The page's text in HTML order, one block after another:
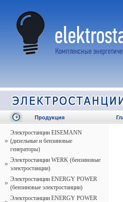
Продукция
Электростанции EISEMANN
(дизельные и бензиновые
генераторы)
Электростанции WERK (бензиновые
электростанции)
Электростанции ENERGY POWER
(бензиновые электростанции)
Электростанции ENERGY POWER